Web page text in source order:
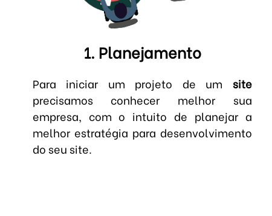
1. Planejamento
Para iniciar um projeto de um site
precisamos conhecer melhor sua
empresa, com o intuito de planejar a
melhor estratégia para desenvolvimento
do seu site.